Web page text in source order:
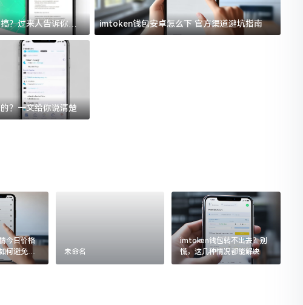
？过来人告诉你门
imtoken钱包安卓怎么下 官方渠道避坑指南
？一文给你说清楚
今日价格
何避免追
未命名
imtoken钱包转不出去？别
慌，这几种情况都能解决